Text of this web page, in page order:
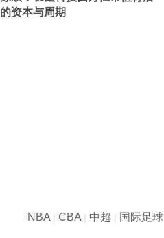
的资本与周期
NBA | CBA | 中超 | 国际足球